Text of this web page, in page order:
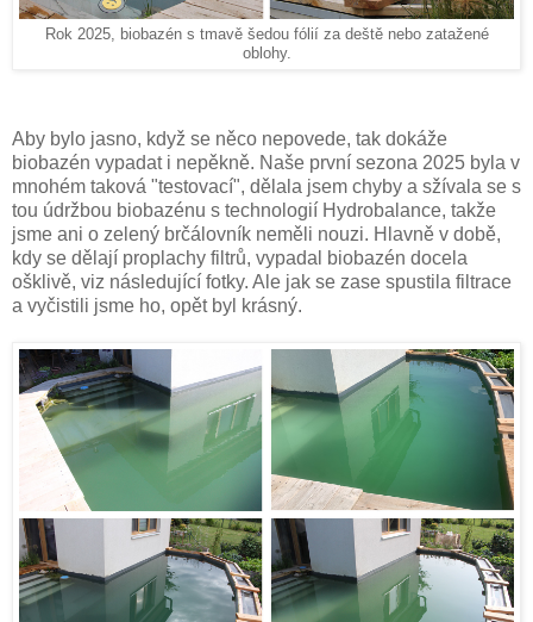
Rok 2025, biobazén s tmavě šedou fólií za deště nebo zatažené
oblohy.
Aby bylo jasno, když se něco nepovede, tak dokáže
biobazén vypadat i nepěkně. Naše první sezona 2025 byla v
mnohém taková "testovací", dělala jsem chyby a sžívala se s
tou údržbou biobazénu s technologií Hydrobalance, takže
jsme ani o zelený brčálovník neměli nouzi. Hlavně v době,
kdy se dělají proplachy filtrů, vypadal biobazén docela
ošklivě, viz následující fotky. Ale jak se zase spustila filtrace
a vyčistili jsme ho, opět byl krásný.